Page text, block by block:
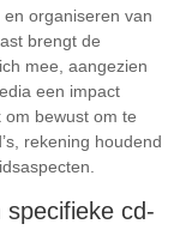
organiseren van
brengt de
mee, aangezien
een impact
bewust om te
rekening houdend
specifieke cd-